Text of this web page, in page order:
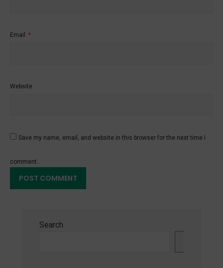
Email *
Website
Save my name, email, and website in this browser for the next time I
comment.
Search